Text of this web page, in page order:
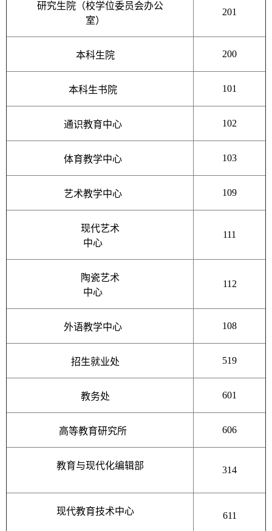
研究生院（校学位委员会办公
室）
201
本科生院 200
本科生书院 101
通识教育中心 102
体育教学中心 103
艺术教学中心 109
现代艺术
中心
111
陶瓷艺术
中心
112
外语教学中心 108
招生就业处 519
教务处 601
高等教育研究所 606
教育与现代化编辑部 314
现代教育技术中心 611